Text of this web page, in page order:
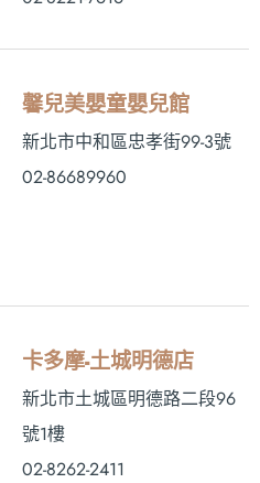
馨兒美嬰童嬰兒館
新北市中和區忠孝街99-3號
02-86689960
卡多摩-土城明德店
新北市土城區明德路二段96
號1樓
02-8262-2411